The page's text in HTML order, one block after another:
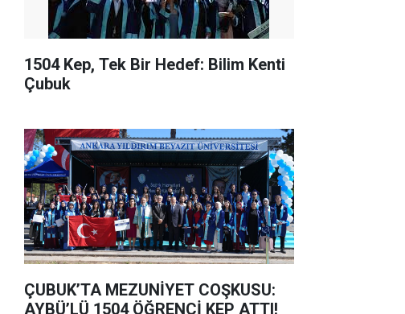
1504 Kep, Tek Bir Hedef: Bilim Kenti
Çubuk
ÇUBUK’TA MEZUNİYET COŞKUSU:
AYBÜ’LÜ 1504 ÖĞRENCİ KEP ATTI!